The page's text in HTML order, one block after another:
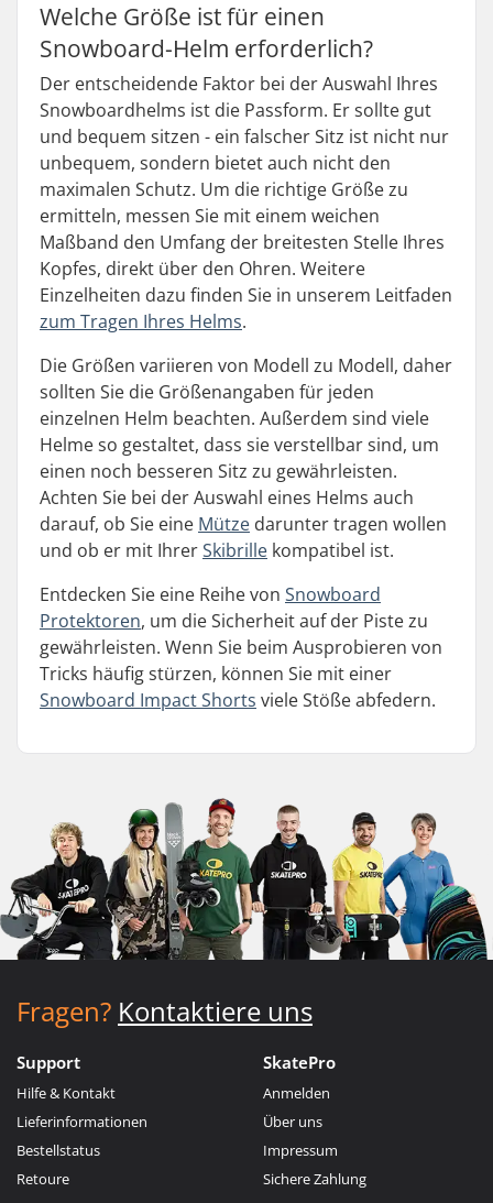
Welche Größe ist für einen
Snowboard-Helm erforderlich?
Der entscheidende Faktor bei der Auswahl Ihres
Snowboardhelms ist die Passform. Er sollte gut
und bequem sitzen - ein falscher Sitz ist nicht nur
unbequem, sondern bietet auch nicht den
maximalen Schutz. Um die richtige Größe zu
ermitteln, messen Sie mit einem weichen
Maßband den Umfang der breitesten Stelle Ihres
Kopfes, direkt über den Ohren. Weitere
Einzelheiten dazu finden Sie in unserem Leitfaden
zum Tragen Ihres Helms.
Die Größen variieren von Modell zu Modell, daher
sollten Sie die Größenangaben für jeden
einzelnen Helm beachten. Außerdem sind viele
Helme so gestaltet, dass sie verstellbar sind, um
einen noch besseren Sitz zu gewährleisten.
Achten Sie bei der Auswahl eines Helms auch
darauf, ob Sie eine Mütze darunter tragen wollen
und ob er mit IhrerSkibrille kompatibel ist.
Entdecken Sie eine Reihe von Snowboard
Protektoren, um die Sicherheit auf der Piste zu
gewährleisten. Wenn Sie beim Ausprobieren von
Tricks häufig stürzen, können Sie mit einer
Snowboard Impact Shorts viele Stöße abfedern.
Fragen? Kontaktiere uns
Support
Hilfe & Kontakt
Lieferinformationen
Bestellstatus
Retoure
SkatePro
Anmelden
Über uns
Impressum
Sichere Zahlung